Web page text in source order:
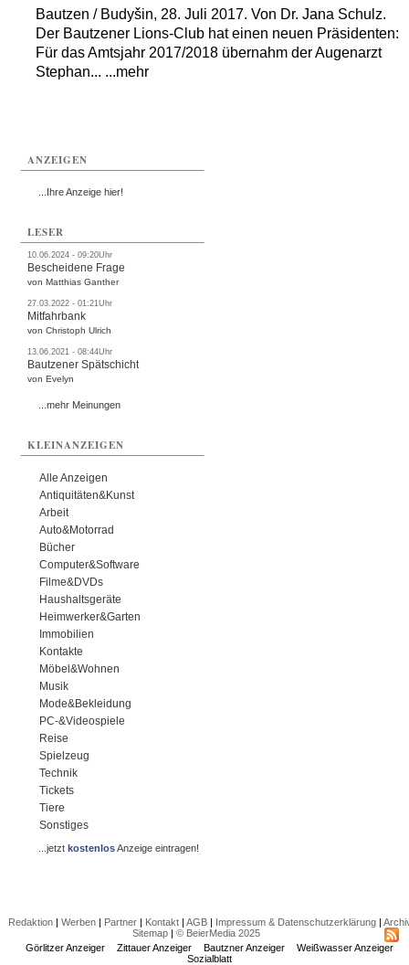
Bautzen / Budyšin, 28. Juli 2017. Von Dr. Jana Schulz.
Der Bautzener Lions-Club hat einen neuen Präsidenten:
Für das Amtsjahr 2017/2018 übernahm der Augenarzt
Stephan... ...mehr
ANZEIGEN
...Ihre Anzeige hier!
LESER
10.06.2024 - 09:20Uhr
Bescheidene Frage
von Matthias Ganther
27.03.2022 - 01:21Uhr
Mitfahrbank
von Christoph Ulrich
13.06.2021 - 08:44Uhr
Bautzener Spätschicht
von Evelyn
...mehr Meinungen
KLEINANZEIGEN
Alle Anzeigen
Antiquitäten&Kunst
Arbeit
Auto&Motorrad
Bücher
Computer&Software
Filme&DVDs
Haushaltsgeräte
Heimwerker&Garten
Immobilien
Kontakte
Möbel&Wohnen
Musik
Mode&Bekleidung
PC-&Videospiele
Reise
Spielzeug
Technik
Tickets
Tiere
Sonstiges
...jetztkostenlosAnzeige eintragen!
Redaktion| Werben| Partner| Kontakt| AGB| Impressum & Datenschutzerklärung|
Sitemap| © BeierMedia 2025
Görlitzer Anzeiger
Zittauer Anzeiger Bautzner Anzeiger
Weißwasser Anzeiger
Sozialblatt